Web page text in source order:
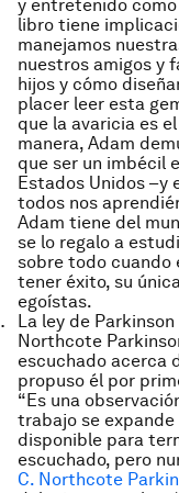
y entretenido
libro tiene
manejamos
nuestros amigos y
hijos y cómo
placer leer esta
que la avaricia es
manera, Adam
que ser un imbécil
Estados Unidos –y
todos nos
Adam tiene del
se lo regalo a
sobre todo cuando
tener éxito, su
egoístas.
La ley de Parkinson
Northcote
escuchado acerca
propuso él por
“Es una
trabajo se
disponible para
escuchado, pero
C. Northcote